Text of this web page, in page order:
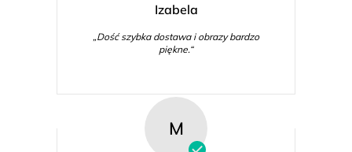
Izabela
„Dość szybka dostawa i obrazy bardzo
piękne.“
M